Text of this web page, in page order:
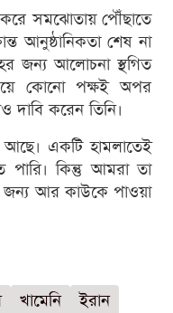
করে সমঝোতায় পৌঁছাতে
আনুষ্ঠানিকতা শেষ না
জন্য আলোচনা স্থগিত
কোনো পক্ষই অপর
দাবি করেন তিনি।
আছে। একটি হামলাতেই
কিন্তু আমরা তা
আর কাউকে পাওয়া
খামেনি
ইরান